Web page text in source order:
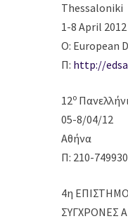
Thessaloniki
1-8 April 2012
Ο: European
Π: http://
12ο
05-8/04/12
Αθήνα
Π: 210-
4η
ΣΥΓΧΡΟΝΕΣ